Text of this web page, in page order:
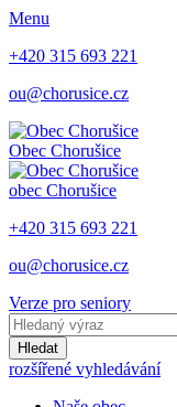
Menu
+420 315 693 221
ou@chorusice.cz
Obec Chorušice
obec Chorušice
+420 315 693 221
ou@chorusice.cz
Verze pro seniory
Hledat
rozšířené vyhledávání